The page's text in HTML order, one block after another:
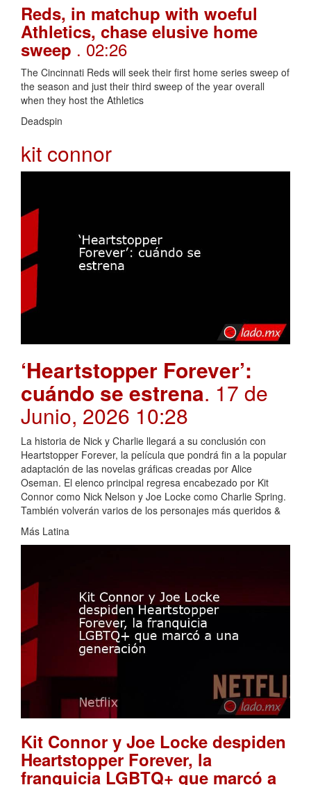
Reds, in matchup with woeful
Athletics, chase elusive home
sweep . 02:26
The Cincinnati Reds will seek their first home series sweep of
the season and just their third sweep of the year overall
when they host the Athletics
Deadspin
kit connor
‘Heartstopper Forever’:
cuándo se estrena. 17 de
Junio, 2026 10:28
La historia de Nick y Charlie llegará a su conclusión con
Heartstopper Forever, la película que pondrá fin a la popular
adaptación de las novelas gráficas creadas por Alice
Oseman. El elenco principal regresa encabezado por Kit
Connor como Nick Nelson y Joe Locke como Charlie Spring.
También volverán varios de los personajes más queridos &
Más Latina
Kit Connor y Joe Locke despiden
Heartstopper Forever, la
franquicia LGBTQ+ que marcó a